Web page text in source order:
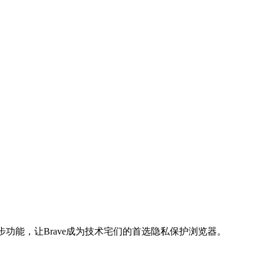
能，让Brave成为技术宅们的首选隐私保护浏览器。